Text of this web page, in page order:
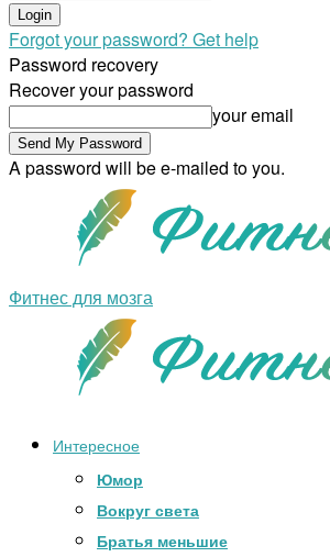
Forgot your password? Get help
Password recovery
Recover your password
your email
A password will be e-mailed to you.
Фитнес для мозга
Интересное
Юмор
Вокруг света
Братья меньшие